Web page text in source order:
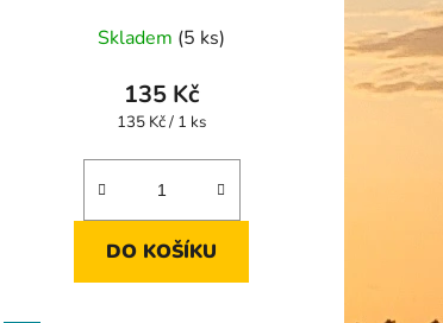
Skladem (5 ks)
135 Kč
Měrná
135 Kč / 1 ks
DO KOŠÍKU